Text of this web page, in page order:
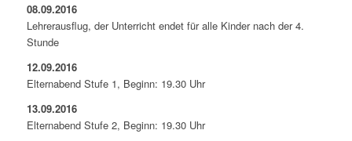
08.09.2016
Lehrerausflug, der Unterricht endet für alle Kinder nach der 4.
Stunde
12.09.2016
Elternabend Stufe 1, Beginn: 19.30 Uhr
13.09.2016
Elternabend Stufe 2, Beginn: 19.30 Uhr